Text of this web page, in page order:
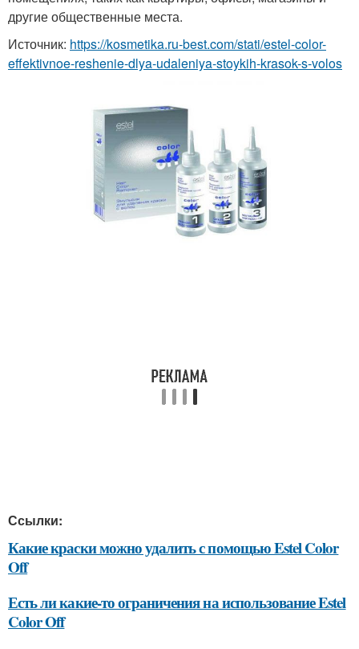
другие общественные места.
Источник: https://kosmetika.ru-best.com/stati/estel-color-
effektivnoe-reshenie-dlya-udaleniya-stoykih-krasok-s-volos
Ссылки:
Какие краски можно удалить с помощью Estel Color
Off
Есть ли какие-то ограничения на использование Estel
Color Off